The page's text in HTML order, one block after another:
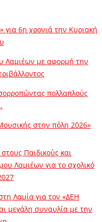
για 6η χρονιά την Κυριακή
Λαμιέων με αφορμή την
πολλαπλούς
στην πόλη 2026»
Παιδικούς και
Λαμιέων για το σχολικό
Λαμία για τον «ΔΕΗ
μεγάλη συναυλία με την